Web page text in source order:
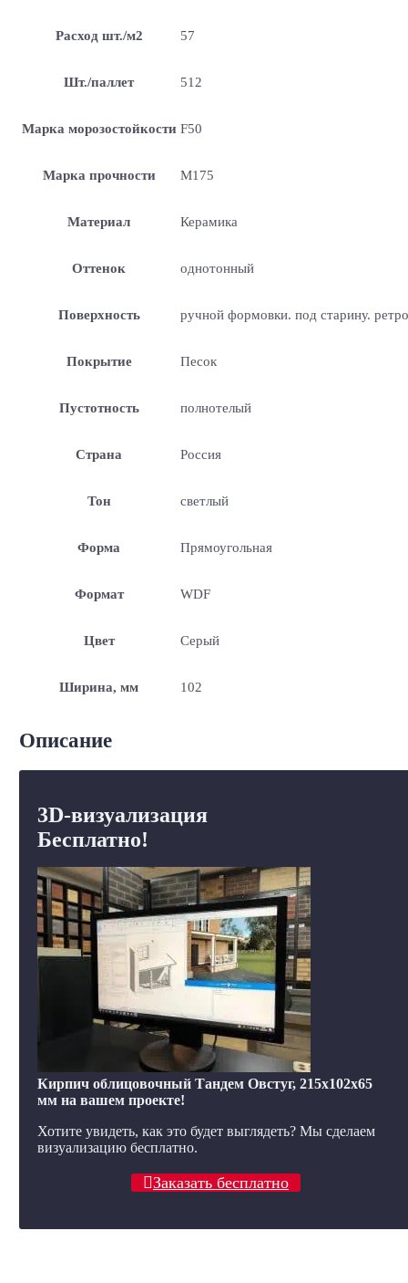
Расход шт./м2 57
Шт./паллет 512
Марка морозостойкости F50
Марка прочности М175
Материал Керамика
Оттенок однотонный
Поверхность ручной формовки. под старину. ретро
Покрытие Песок
Пустотность полнотелый
Страна Россия
Тон светлый
Форма Прямоугольная
Формат WDF
Цвет Серый
Ширина, мм 102
Описание
3D-визуализация
Бесплатно!
Кирпич облицовочный Тандем Овстуг, 215x102x65
мм на вашем проекте!
Хотите увидеть, как это будет выглядеть? Мы сделаем
визуализацию бесплатно.
Заказать бесплатно